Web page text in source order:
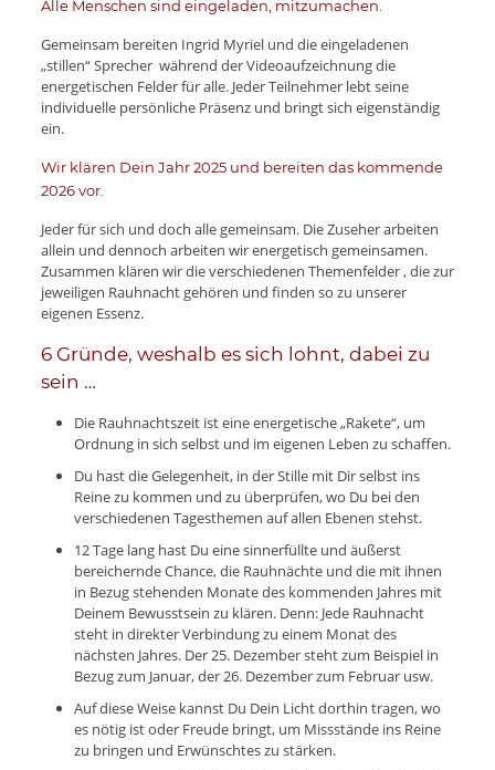
Alle Menschen sind eingeladen, mitzumachen.
Gemeinsam bereiten Ingrid Myriel und die eingeladenen
„stillen“ Sprecher während der Videoaufzeichnung die
energetischen Felder für alle. Jeder Teilnehmer lebt seine
individuelle persönliche Präsenz und bringt sich eigenständig
ein.
Wir klären Dein Jahr 2025 und bereiten das kommende
2026 vor.
Jeder für sich und doch alle gemeinsam. Die Zuseher arbeiten
allein und dennoch arbeiten wir energetisch gemeinsamen.
Zusammen klären wir die verschiedenen Themenfelder , die zur
jeweiligen Rauhnacht gehören und finden so zu unserer
eigenen Essenz.
6 Gründe, weshalb es sich lohnt, dabei zu
sein …
Die Rauhnachtszeit ist eine energetische „Rakete“, um
Ordnung in sich selbst und im eigenen Leben zu schaffen.
Du hast die Gelegenheit, in der Stille mit Dir selbst ins
Reine zu kommen und zu überprüfen, wo Du bei den
verschiedenen Tagesthemen auf allen Ebenen stehst.
12 Tage lang hast Du eine sinnerfüllte und äußerst
bereichernde Chance, die Rauhnächte und die mit ihnen
in Bezug stehenden Monate des kommenden Jahres mit
Deinem Bewusstsein zu klären. Denn: Jede Rauhnacht
steht in direkter Verbindung zu einem Monat des
nächsten Jahres. Der 25. Dezember steht zum Beispiel in
Bezug zum Januar, der 26. Dezember zum Februar usw.
Auf diese Weise kannst Du Dein Licht dorthin tragen, wo
es nötig ist oder Freude bringt, um Missstände ins Reine
zu bringen und Erwünschtes zu stärken.